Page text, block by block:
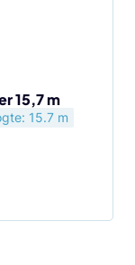
15,7 m
15.7 m